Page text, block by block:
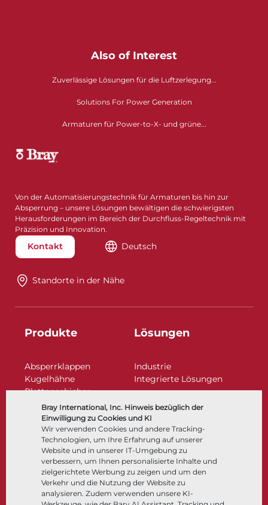
Bray International, Inc. Hinweis bezüglich der
Einwilligung zu Cookies und KI
Wir verwenden Cookies und andere Tracking-
Technologien, um Ihre Erfahrung auf unserer
Website und in unserer IT-Umgebung zu
verbessern, um Ihnen personalisierte Inhalte und
zielgerichtete Werbung zu zeigen und um den
Verkehr und die Nutzung der Website zu
analysieren. Zudem verwenden unsere KI-
Also of Interest
Zuverlässige Lösungen für die Luftzerlegung...
Solutions For Power Generation
Armaturen für Power-to-X- und grüne...
Von der Automatisierungstechnik für Armaturen bis hin zur
Absperrung – unsere Lösungen bewältigen die schwierigsten
Herausforderungen im Bereich der Durchfluss-Regeltechnik mit
Präzision und Innovation.
Kontakt Deutsch
Standorte in der Nähe​​​​​​​
Produkte
Absperrklappen
Kugelhähne
Plattenschieber
Regelarmaturen
Rückschlagklappen
Antriebe | Betätigungen
Steuer- und Regeltechnik
Tieftemperatur​​​​​​​
Lösungen
Industrie
Integrierte Lösungen
Unternehmen
Über
Dokumentation
Dokumente